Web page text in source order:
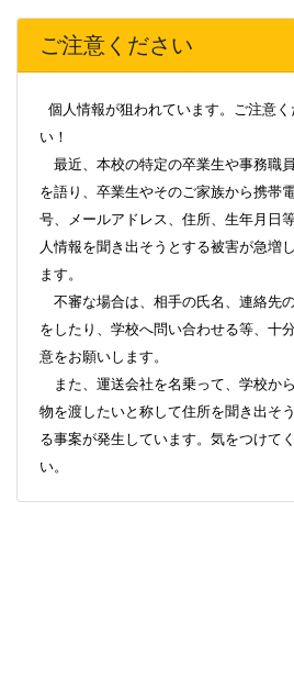
個人情報が狙われています。ご注意く
最近、本校の特定の卒業生や事務職員
を語り、卒業生やそのご家族から携帯電
号、メールアドレス、住所、生年月日
人情報を聞き出そうとする被害が急増
ます。
不審な場合は、相手の氏名、連絡先
をしたり、学校へ問い合わせる等、十分
意をお願いします。
また、運送会社を名乗って、学校か
物を渡したいと称して住所を聞き出そう
る事案が発生しています。気をつけて
い。